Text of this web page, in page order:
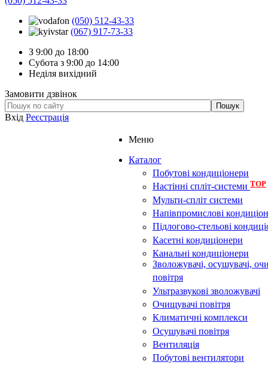
(050) 512-43-33
(067) 917-73-33
З 9:00 до 18:00
Субота з 9:00 до 14:00
Неділя вихідний
Замовити дзвінок
Вхід Реєстрація
Меню
Каталог
Побутові кондиціонери
Настінні спліт-системи TOP
Мульти-спліт системи
Напівпромислові
Підлогово-стельові
Касетні кондиціонери
Канальні кондиціонери
Зволожувачі, осушувачі,
повітря
Ультразвукові зволожувачі
Очищувачі повітря
Климатичні комплекси
Осушувачі повітря
Вентиляція
Побутові вентилятори